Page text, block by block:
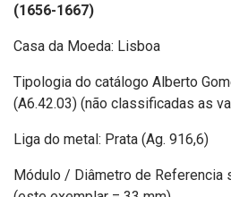
(1656-1667)
Casa da Moeda: Lisboa
Tipologia do catálogo Alberto
(A6.42.03) (não classificadas as
Liga do metal: Prata (Ag. 916,6)
Módulo / Diâmetro de Referencia